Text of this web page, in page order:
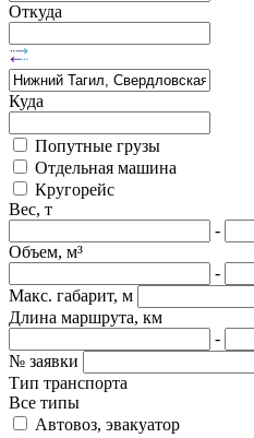
Откуда
Куда
Попутные грузы
Отдельная машина
Кругорейс
Вес, т
-
Объем, м³
-
Макс. габарит, м
Длина маршрута, км
-
№ заявки
Тип транспорта
Все типы
Автовоз, эвакуатор